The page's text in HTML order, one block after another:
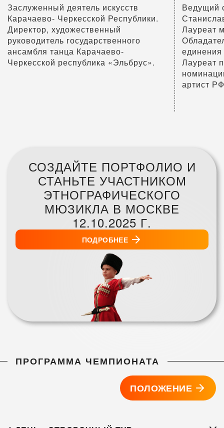
Заслуженный деятель искусств
Карачаево- Черкесской Республики.
Директор, художественный
руководитель государственного
ансамбля танца Карачаево-
Черкесской республика «Эльбрус».
Ведущий
Лауреат
Лауреат
артист
СОЗДАЙТЕ ПОРТФОЛИО И
СТАНЬТЕ УЧАСТНИКОМ
ЭТНОГРАФИЧЕСКОГО
МЮЗИКЛА В МОСКВЕ
12.10.2025 Г.
ПОДРОБНЕЕ
ПРОГРАММА ЧЕМПИОНАТА
ПОЛОЖЕНИЕ